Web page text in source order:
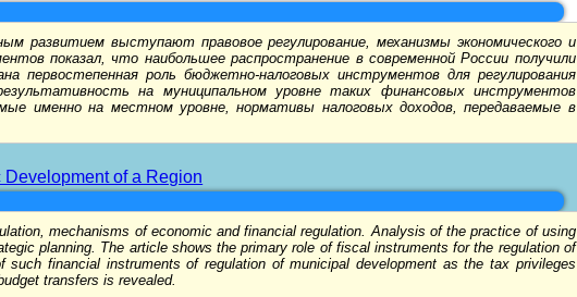
развитием выступают правовое регулирование, механизмы экономического и
показал, что наибольшее распространение в современной России получили
первостепенная роль бюджетно-налоговых инструментов для регулирования
на муниципальном уровне таких финансовых инструментов
именно на местном уровне, нормативы налоговых доходов, передаваемые в
of a Region
mechanisms of economic and financial regulation. Analysis of the practice of using
planning. The article shows the primary role of fiscal instruments for the regulation of
financial instruments of regulation of municipal development as the tax privileges
transfers is revealed.